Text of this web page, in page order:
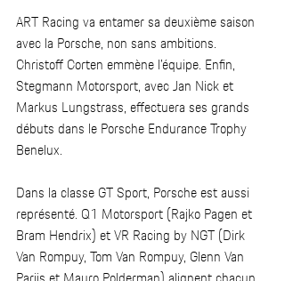
ART Racing va entamer sa deuxième saison
avec la Porsche, non sans ambitions.
Christoff Corten emmène l’équipe. Enfin,
Stegmann Motorsport, avec Jan Nick et
Markus Lungstrass, effectuera ses grands
débuts dans le Porsche Endurance Trophy
Benelux.
Dans la classe GT Sport, Porsche est aussi
représenté. Q1 Motorsport (Rajko Pagen et
Bram Hendrix) et VR Racing by NGT (Dirk
Van Rompuy, Tom Van Rompuy, Glenn Van